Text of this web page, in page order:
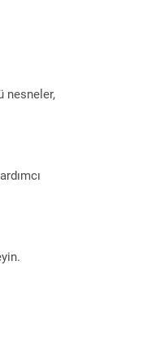
nesneler,